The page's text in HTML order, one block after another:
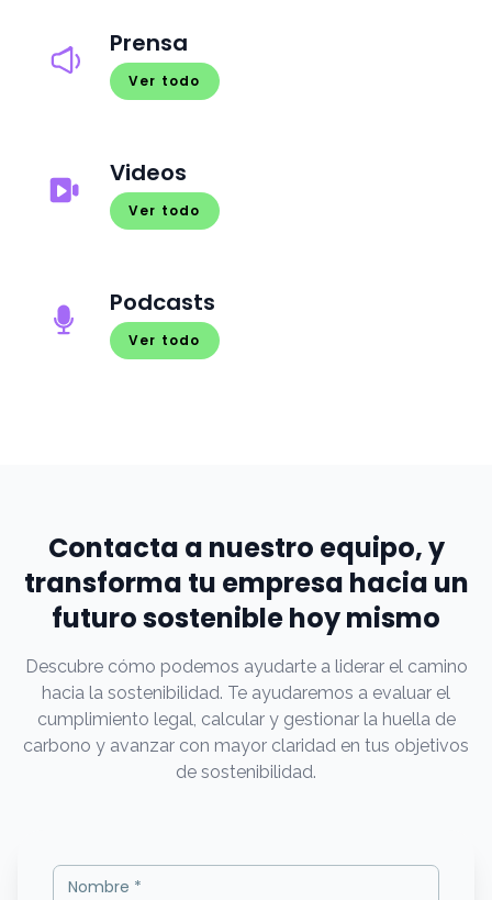
Prensa
Ver todo
Videos
Ver todo
Podcasts
Ver todo
Contacta a nuestro equipo, y
transforma tu empresa hacia un
futuro sostenible hoy mismo
Descubre cómo podemos ayudarte a liderar el camino
hacia la sostenibilidad. Te ayudaremos a evaluar el
cumplimiento legal, calcular y gestionar la huella de
carbono y avanzar con mayor claridad en tus objetivos
de sostenibilidad.
Nombre *